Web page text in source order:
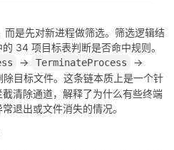
是先对新进程做筛选。筛选逻辑结
34 项目标表判断是否命中规则。
→ TerminateProcess →
除目标文件。这条链本质上是一个针
清除通道，解释了为什么有些终端
退出或文件消失的情况。